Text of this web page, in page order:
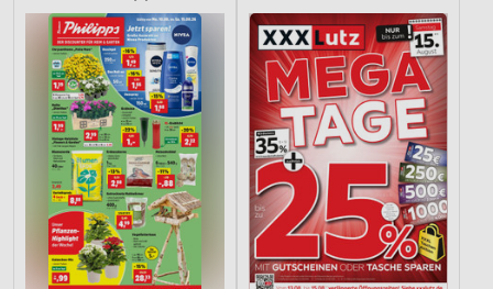
Verwendung von Profilen zur Auswahl
personalisierter Inhalte
Messung der Werbeleistung
Messung der Performance von Inhalten
Analyse von Zielgruppen durch Statistiken oder
Kombinationen von Daten aus verschiedenen
Quellen
Entwicklung und Verbesserung der Angebote